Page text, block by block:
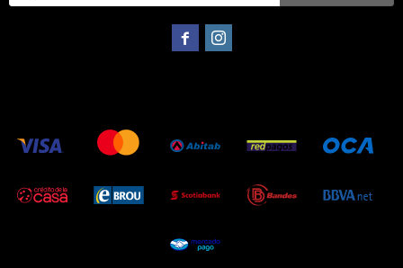
 